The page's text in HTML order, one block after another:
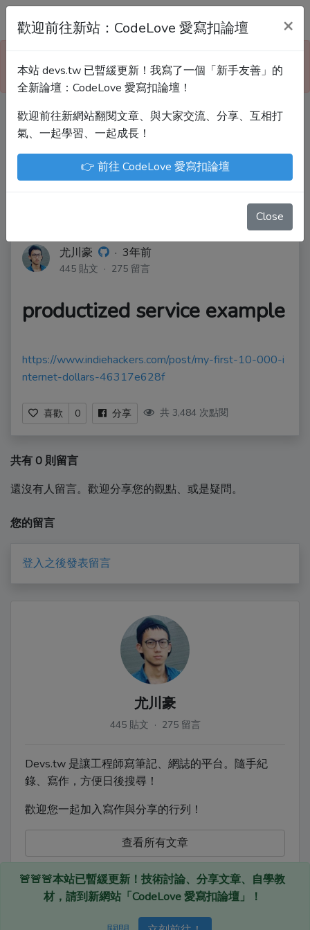
Devs.tw 寫程式討論區
請到新網站「CodeLove 愛寫扣論壇」！
Devs.tw 是讓工程師寫筆記、網誌的平台。歡迎
您隨手紀錄、寫作，方便日後搜尋！
尤川豪
Enoxs
chenjenping
尤川豪 · 3年前
445 貼文 · 275 留言
productized service example
https://www.indiehackers.com/post/my-first-10-000-i
nternet-dollars-46317e628f
喜歡 0 分享 共 3,484 次點閱
共有 0 則留言
還沒有人留言。歡迎分享您的觀點、或是疑問。
您的留言
登入之後發表留言
尤川豪
445 貼文 · 275 留言
Devs.tw 是讓工程師寫筆記、網誌的平台。隨手紀
錄、寫作，方便日後搜尋！
歡迎您一起加入寫作與分享的行列！
查看所有文章
歡迎前往新站：CodeLove 愛寫扣論壇 ×
本站 devs.tw 已暫緩更新！我寫了一個「新手友善」的
全新論壇：CodeLove 愛寫扣論壇！
歡迎前往新網站翻閱文章、與大家交流、分享、互相打
氣、一起學習、一起成長！
👉 前往 CodeLove 愛寫扣論壇
Close
🚨🚨🚨本站已暫緩更新！技術討論、分享文章、自學教
材，請到新網站「CodeLove 愛寫扣論壇」！